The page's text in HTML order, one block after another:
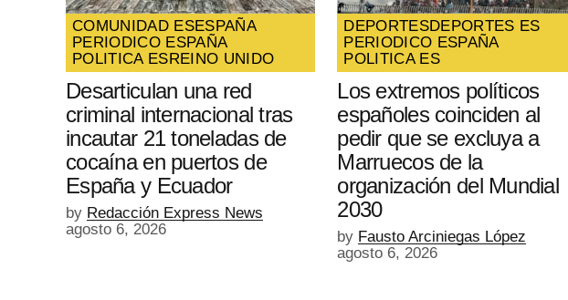
COMUNIDAD ESESPAÑA
PERIODICO ESPAÑA
POLITICA ESREINO UNIDO
Desarticulan una red
criminal internacional tras
incautar 21 toneladas de
cocaína en puertos de
España y Ecuador
by Redacción Express News
agosto 6, 2026
DEPORTESDEPORTES ES
PERIODICO ESPAÑA
POLITICA ES
Los extremos políticos
españoles coinciden al
pedir que se excluya a
Marruecos de la
organización del Mundial
2030
by Fausto Arciniegas López
agosto 6, 2026